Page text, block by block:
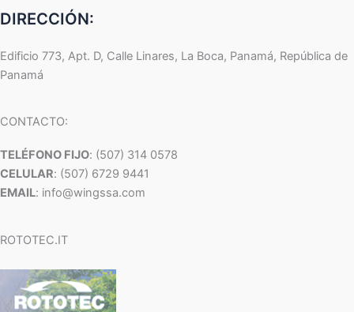
DIRECCIÓN:
Edificio 773, Apt. D, Calle Linares, La Boca, Panamá, República de
Panamá
CONTACTO:
TELÉFONO FIJO: (507) 314 0578
CELULAR: (507) 6729 9441
EMAIL: info@wingssa.com
ROTOTEC.IT